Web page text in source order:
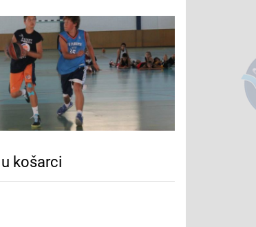
košarci